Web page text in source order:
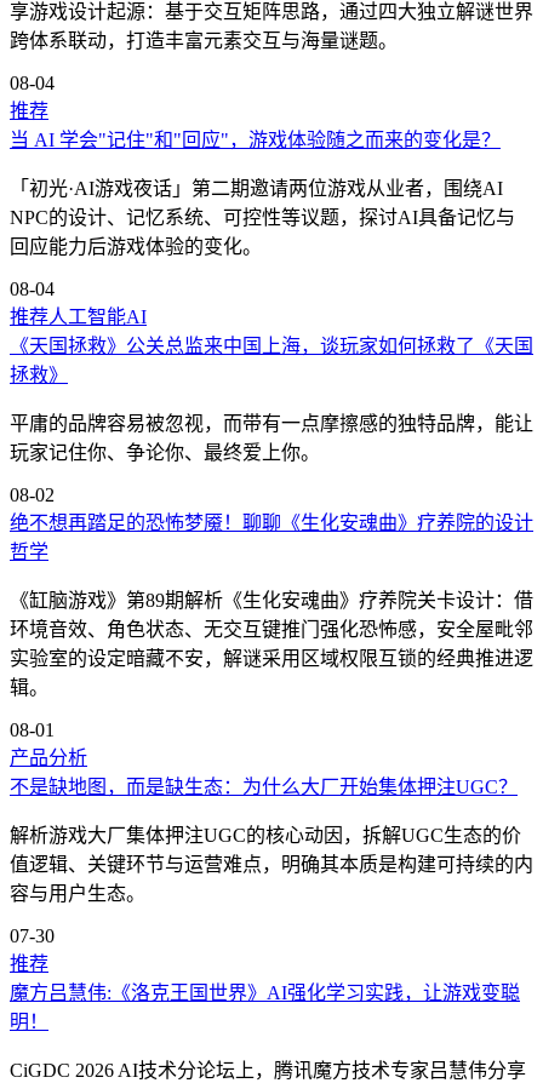
享游戏设计起源：基于交互矩阵思路，通过四大独立解谜世界
跨体系联动，打造丰富元素交互与海量谜题。
08-04
推荐
当 AI 学会"记住"和"回应"，游戏体验随之而来的变化是？
「初光·AI游戏夜话」第二期邀请两位游戏从业者，围绕AI
NPC的设计、记忆系统、可控性等议题，探讨AI具备记忆与
回应能力后游戏体验的变化。
08-04
推荐人工智能AI
《天国拯救》公关总监来中国上海，谈玩家如何拯救了《天国
拯救》
平庸的品牌容易被忽视，而带有一点摩擦感的独特品牌，能让
玩家记住你、争论你、最终爱上你。
08-02
绝不想再踏足的恐怖梦魇！聊聊《生化安魂曲》疗养院的设计
哲学
《缸脑游戏》第89期解析《生化安魂曲》疗养院关卡设计：借
环境音效、角色状态、无交互键推门强化恐怖感，安全屋毗邻
实验室的设定暗藏不安，解谜采用区域权限互锁的经典推进逻
辑。
08-01
产品分析
不是缺地图，而是缺生态：为什么大厂开始集体押注UGC？
解析游戏大厂集体押注UGC的核心动因，拆解UGC生态的价
值逻辑、关键环节与运营难点，明确其本质是构建可持续的内
容与用户生态。
07-30
推荐
魔方吕慧伟:《洛克王国世界》AI强化学习实践，让游戏变聪
明！
CiGDC 2026 AI技术分论坛上，腾讯魔方技术专家吕慧伟分享